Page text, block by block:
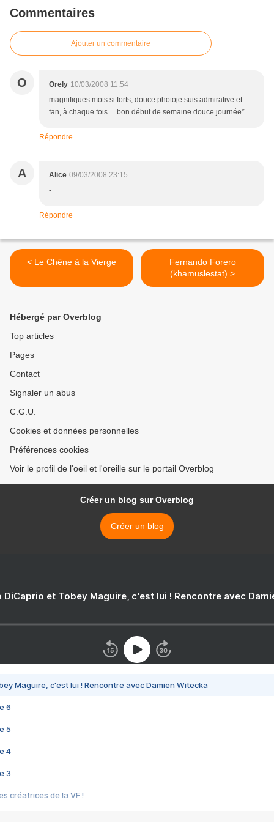
Commentaires
Ajouter un commentaire
O Orely 10/03/2008 11:54
magnifiques mots si forts, douce photoje suis admirative et
fan, à chaque fois ... bon début de semaine douce journée*
Répondre
A Alice 09/03/2008 23:15
-
Répondre
< Le Chêne à la Vierge
Fernando Forero
(khamuslestat) >
Hébergé par Overblog
Top articles
Pages
Contact
Signaler un abus
C.G.U.
Cookies et données personnelles
Préférences cookies
Voir le profil de l'oeil et l'oreille sur le portail Overblog
Créer un blog sur Overblog
Créer un blog
DiCaprio et Tobey Maguire, c'est lui ! Rencontre avec
Maguire, c'est lui ! Rencontre avec Damien Witecka
6
5
4
3
créatrices de la VF !